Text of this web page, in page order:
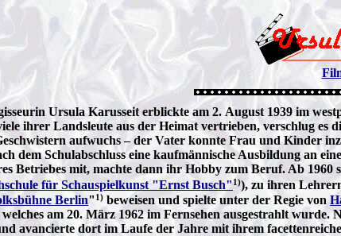
Ursula Karusseit erblickte am 2. August 1939 im
ihrer Landsleute aus der Heimat vertrieben, verschlug
aufwuchs – der Vater konnte Frau und Kinder
dem Schulabschluss eine kaufmännische Ausbildung an
Betriebes mit, machte dann ihr Hobby zum Beruf. Ab 1960
für Schauspielkunst "Ernst Busch"1)), zu ihren
Berlin" 1) beweisen und spielte unter der Regie von
am 20. März 1962 im Fernsehen ausgestrahlt
avancierte dort im Laufe der Jahre mit ihrem